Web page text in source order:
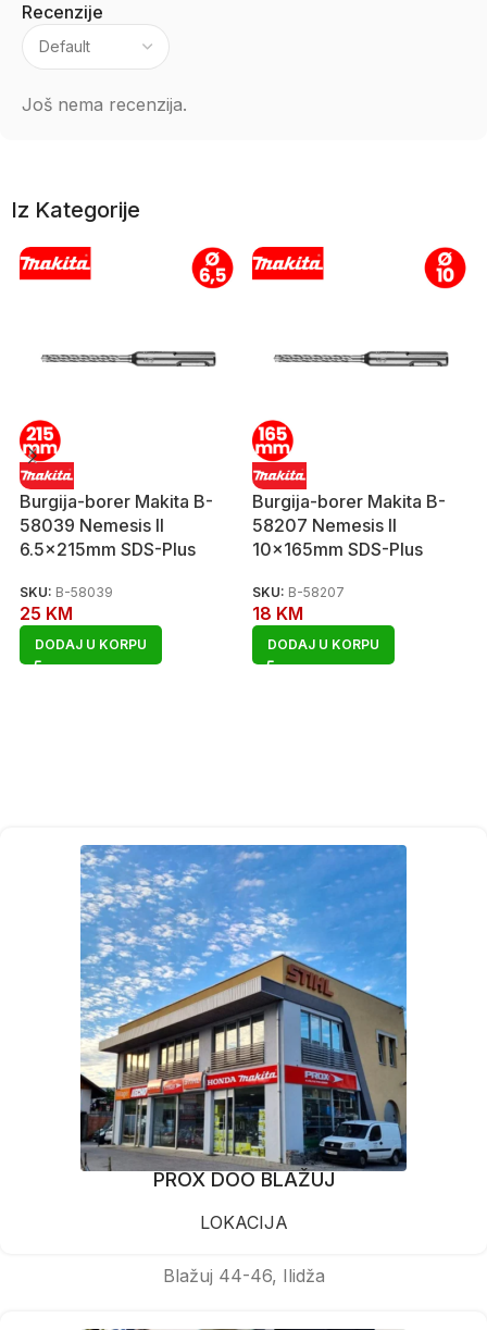
Recenzije
Još nema recenzija.
Iz Kategorije
Burgija-borer Makita B-
58039 Nemesis II
6.5x215mm SDS-Plus
SKU: B-58039
25 KM
DODAJ U KORPU
Burgija-borer Makita B-
58207 Nemesis II
10x165mm SDS-Plus
SKU: B-58207
18 KM
DODAJ U KORPU
PROX DOO BLAŽUJ
LOKACIJA
Blažuj 44-46, Ilidža